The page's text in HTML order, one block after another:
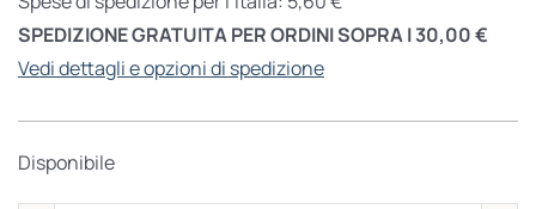
SPEDIZIONE GRATUITA PER ORDINI SOPRA I 30,00 €
Vedi dettagli e opzioni di spedizione
Disponibile